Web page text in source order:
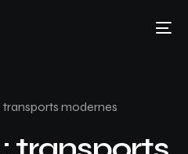
transports modernes